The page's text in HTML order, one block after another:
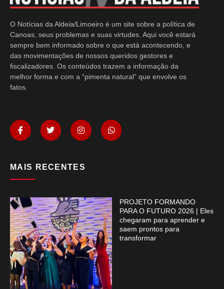
O Notícias da Aldeia/Limoeiro é um site sobre a política de
Canoas, seus problemas e suas virtudes. Aqui você estará
sempre bem informado sobre o que está acontecendo, e
das movimentações de nossos queridos gestores e
fiscalizadores. Os conteúdos trazem a informação da
melhor forma e com a “pimenta natural” que envolve os
fatos.
MAIS RECENTES
PROJETO FORMANDO
PARA O FUTURO 2026 | Eles
chegaram para aprender e
saem prontos para
transformar